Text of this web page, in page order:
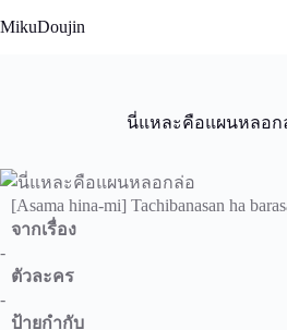
to
MikuDoujin
นี่แหละคือแผนหลอก
[Asama hina-mi] Tachibanasan ha
จากเรื่อง
-
ตัวละคร
-
ป้ายกำกับ